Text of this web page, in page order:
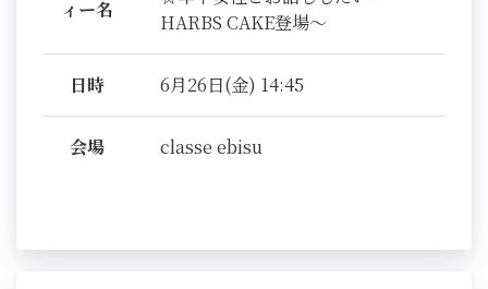
ィー名
HARBS CAKE登場～
日時 6月26日(金) 14:45
会場 classe ebisu